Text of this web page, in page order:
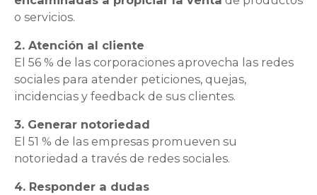
o servicios.
2. Atención al cliente
El 56 % de las corporaciones aprovecha las redes
sociales para atender peticiones, quejas,
incidencias y feedback de sus clientes.
3. Generar notoriedad
El 51 % de las empresas promueven su
notoriedad a través de redes sociales.
4. Responder a dudas